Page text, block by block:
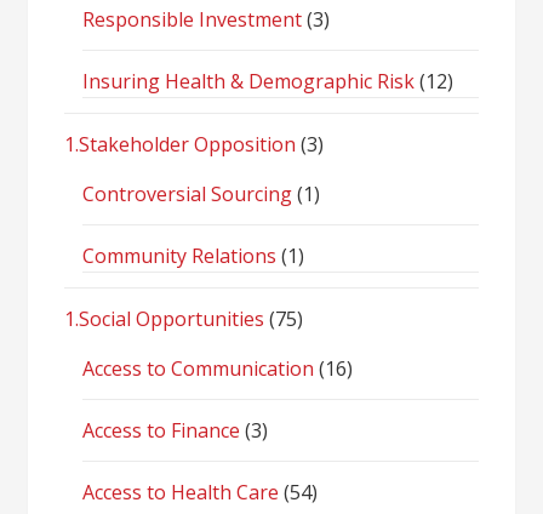
Responsible Investment(3)
Insuring Health & Demographic Risk(12)
1.Stakeholder Opposition (3)
Controversial Sourcing(1)
Community Relations (1)
1.Social Opportunities (75)
Access to Communication (16)
Access to Finance (3)
Access to Health Care (54)